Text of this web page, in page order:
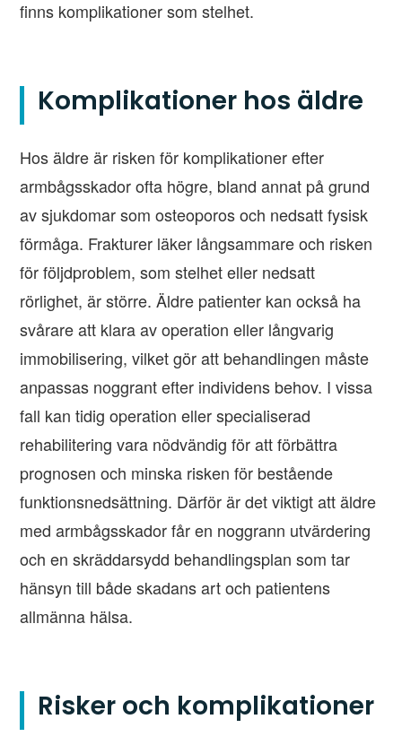
finns komplikationer som stelhet.
Komplikationer hos äldre
Hos äldre är risken för komplikationer efter
armbågsskador ofta högre, bland annat på grund
av sjukdomar som osteoporos och nedsatt fysisk
förmåga. Frakturer läker långsammare och risken
för följdproblem, som stelhet eller nedsatt
rörlighet, är större. Äldre patienter kan också ha
svårare att klara av operation eller långvarig
immobilisering, vilket gör att behandlingen måste
anpassas noggrant efter individens behov. I vissa
fall kan tidig operation eller specialiserad
rehabilitering vara nödvändig för att förbättra
prognosen och minska risken för bestående
funktionsnedsättning. Därför är det viktigt att äldre
med armbågsskador får en noggrann utvärdering
och en skräddarsydd behandlingsplan som tar
hänsyn till både skadans art och patientens
allmänna hälsa.
Risker och komplikationer